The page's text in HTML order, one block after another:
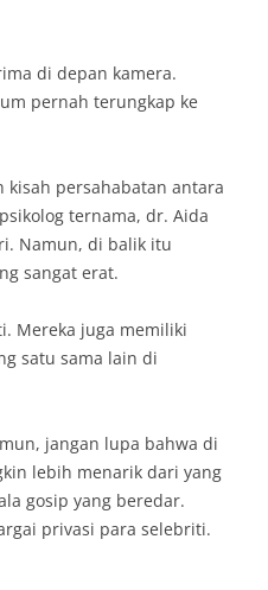
di depan kamera.
pernah terungkap ke
kisah persahabatan antara
ternama, dr. Aida
Namun, di balik itu
sangat erat.
Mereka juga memiliki
satu sama lain di
jangan lupa bahwa di
lebih menarik dari yang
gosip yang beredar.
privasi para selebriti.